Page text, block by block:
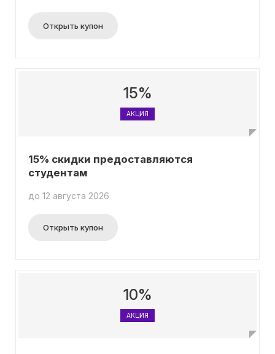
Открыть купон
15%
АКЦИЯ
15% скидки предоставляются
студентам
до 12 августа 2026
Открыть купон
10%
АКЦИЯ